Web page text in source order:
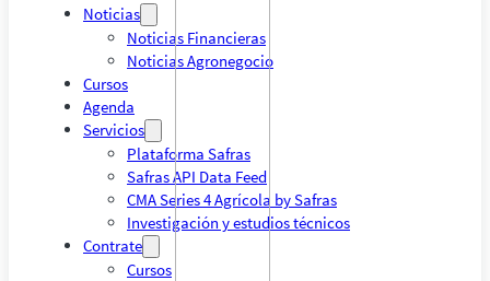
Noticias
Noticias Financieras
Noticias Agronegocio
Cursos
Agenda
Servicios
Plataforma Safras
Safras API Data Feed
CMA Series 4 Agrícola by Safras
Investigación y estudios técnicos
Contrate
Cursos